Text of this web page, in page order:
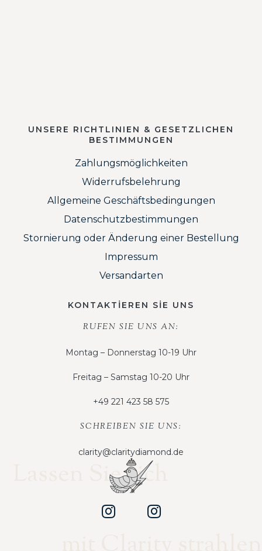
UNSERE RICHTLINIEN & GESETZLICHEN
BESTIMMUNGEN
Zahlungsmöglichkeiten
Widerrufsbelehrung
Allgemeine Geschäftsbedingungen
Datenschutzbestimmungen
Stornierung oder Änderung einer Bestellung
Impressum
Versandarten
KONTAKTİEREN SİE UNS
RUFEN SIE UNS AN:
Montag – Donnerstag 10-19 Uhr
Freitag – Samstag 10-20 Uhr
+49 221 423 58 575
SCHREIBEN SIE UNS:
clarity@claritydiamond.de
Lassen Sie sich